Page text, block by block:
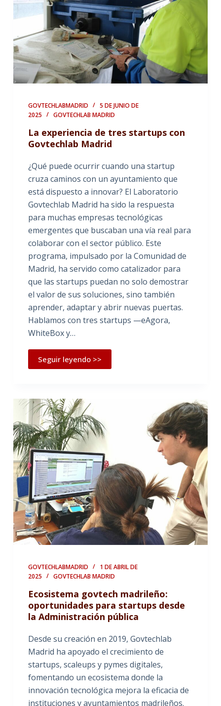
GOVTECHLABMADRID
5 DE JUNIO DE
2025
GOVTECHLAB MADRID
La experiencia de tres startups con
Govtechlab Madrid
¿Qué puede ocurrir cuando una startup
cruza caminos con un ayuntamiento que
está dispuesto a innovar? El Laboratorio
Govtechlab Madrid ha sido la respuesta
para muchas empresas tecnológicas
emergentes que buscaban una vía real para
colaborar con el sector público. Este
programa, impulsado por la Comunidad de
Madrid, ha servido como catalizador para
que las startups puedan no solo demostrar
el valor de sus soluciones, sino también
aprender, adaptar y abrir nuevas puertas.
Hablamos con tres startups —eAgora,
WhiteBox y…
Seguir leyendo >>
GOVTECHLABMADRID
1 DE ABRIL DE
2025
GOVTECHLAB MADRID
Ecosistema govtech madrileño:
oportunidades para startups desde
la Administración pública
Desde su creación en 2019, Govtechlab
Madrid ha apoyado el crecimiento de
startups, scaleups y pymes digitales,
fomentando un ecosistema donde la
innovación tecnológica mejora la eficacia de
instituciones y ayuntamientos madrileños.